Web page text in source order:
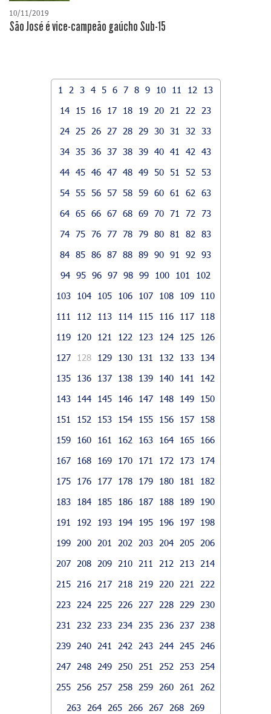
10/11/2019
São José é vice-campeão gaúcho Sub-15
1 2 3 4 5 6 7 8 9 10 11 12
13
14
15 16 17 18 19 20 21 22
23
24
25 26 27 28 29 30 31 32
33
34 35 36 37 38 39 40 41 42
43
44 45 46 47 48 49 50 51 52
53
54 55 56 57 58 59 60 61 62
63
64 65 66 67 68 69 70 71 72
73
74 75 76 77 78 79 80 81 82
83
84 85 86 87 88 89 90 91 92
93
94 95 96 97 98 99 100 101
102
103
104 105 106 107 108 109
110
111
112 113 114 115 116 117
118
119
120 121 122 123 124 125
126
127
128 129 130 131 132 133
134
135
136 137 138 139 140 141
142
143
144 145 146 147 148 149
150
151
152 153 154 155 156 157
158
159
160 161 162 163 164 165
166
167
168 169 170 171 172 173
174
175
176 177 178 179 180 181
182
183
184 185 186 187 188 189
190
191
192 193 194 195 196 197
198
199
200 201 202 203 204 205
206
207
208 209 210 211 212 213
214
215
216 217 218 219 220 221
222
223
224 225 226 227 228 229
230
231
232 233 234 235 236 237
238
239
240 241 242 243 244 245
246
247
248 249 250 251 252 253
254
255
256 257 258 259 260 261
262
263
264 265 266 267 268 269